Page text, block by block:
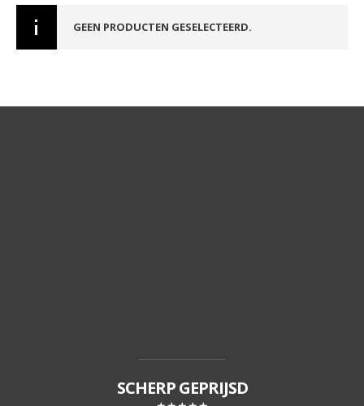
GEEN PRODUCTEN GESELECTEERD.
SCHERP GEPRIJSD